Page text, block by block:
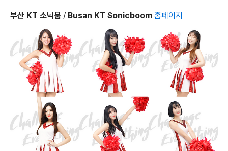
부산 KT 소닉붐 / Busan KT Sonicboom 홈페이지